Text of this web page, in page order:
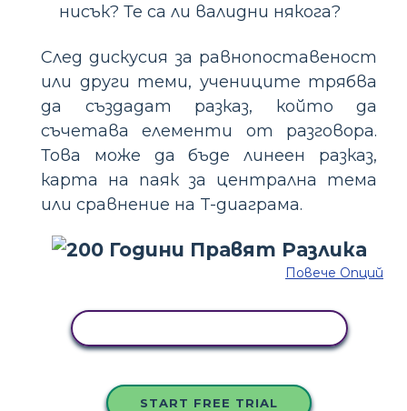
нисък? Те са ли валидни някога?
След дискусия за равнопоставеност
или други теми, учениците трябва
да създадат разказ, който да
съчетава елементи от разговора.
Това може да бъде линеен разказ,
карта на паяк за централна тема
или сравнение на T-диаграма.
Повече Опций
START FREE TRIAL